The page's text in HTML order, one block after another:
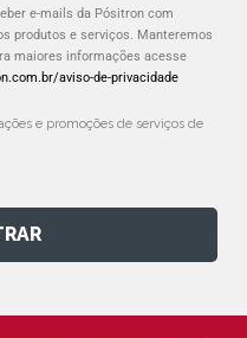
e-mails da Pósitron com
produtos e serviços. Manteremos
maiores informações acesse
aviso-de-privacidade
e promoções de serviços de